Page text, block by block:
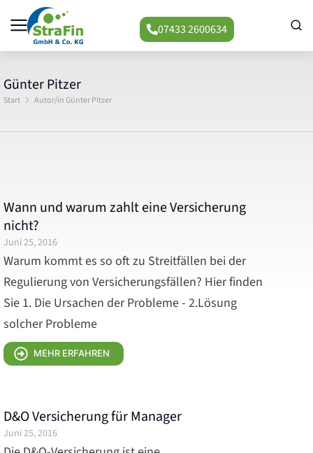
07433 2600634
Günter Pitzer
Sie befinden sich hier:
Start Autor/in Günter Pitzer
Wann und warum zahlt eine Versicherung
nicht?
Juni 25, 2016
Warum kommt es so oft zu Streitfällen bei der
Regulierung von Versicherungsfällen? Hier finden
Sie 1. Die Ursachen der Probleme - 2.Lösung
solcher Probleme
MEHR ERFAHREN
D&O Versicherung für Manager
Juni 25, 2016